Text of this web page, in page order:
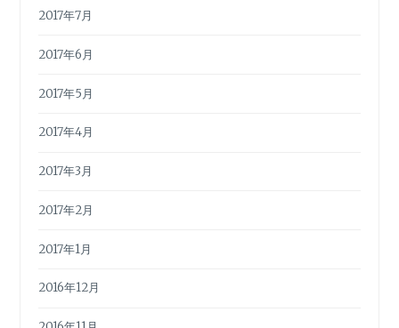
2017年7月
2017年6月
2017年5月
2017年4月
2017年3月
2017年2月
2017年1月
2016年12月